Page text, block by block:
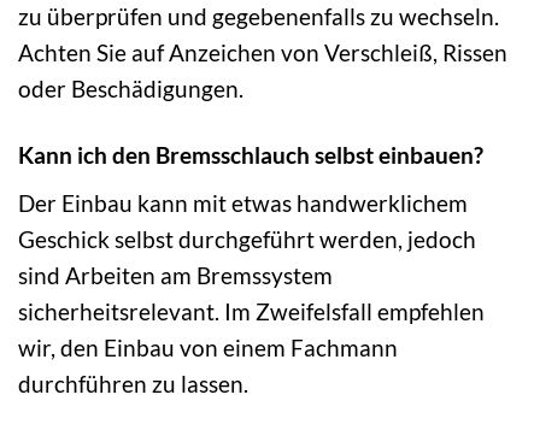
zu überprüfen und gegebenenfalls zu wechseln.
Achten Sie auf Anzeichen von Verschleiß, Rissen
oder Beschädigungen.
Kann ich den Bremsschlauch selbst einbauen?
Der Einbau kann mit etwas handwerklichem
Geschick selbst durchgeführt werden, jedoch
sind Arbeiten am Bremssystem
sicherheitsrelevant. Im Zweifelsfall empfehlen
wir, den Einbau von einem Fachmann
durchführen zu lassen.